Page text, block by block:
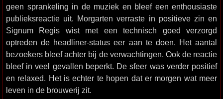
geen sprankeling in de muziek en bleef een enthousiaste
publieksreactie uit. Morgarten verraste in positieve zin en
Signum Regis wist met een technisch goed verzorgd
optreden de headliner-status eer aan te doen. Het aantal
bezoekers bleef achter bij de verwachtingen. Ook de reactie
bleef in veel gevallen beperkt. De sfeer was verder positief
en relaxed. Het is echter te hopen dat er morgen wat meer
leven in de brouwerij zit.